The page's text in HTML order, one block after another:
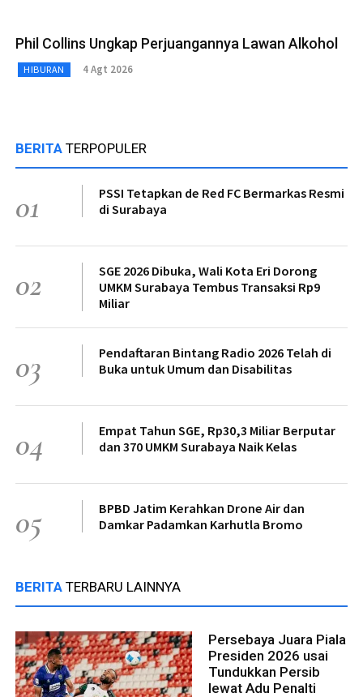
Phil Collins Ungkap Perjuangannya Lawan Alkohol
HIBURAN 4 Agt 2026
BERITA TERPOPULER
01
PSSI Tetapkan de Red FC Bermarkas Resmi
di Surabaya
02
SGE 2026 Dibuka, Wali Kota Eri Dorong
UMKM Surabaya Tembus Transaksi Rp9
Miliar
03
Pendaftaran Bintang Radio 2026 Telah di
Buka untuk Umum dan Disabilitas
04
Empat Tahun SGE, Rp30,3 Miliar Berputar
dan 370 UMKM Surabaya Naik Kelas
05
BPBD Jatim Kerahkan Drone Air dan
Damkar Padamkan Karhutla Bromo
BERITA TERBARU LAINNYA
Persebaya Juara Piala
Presiden 2026 usai
Tundukkan Persib
lewat Adu Penalti